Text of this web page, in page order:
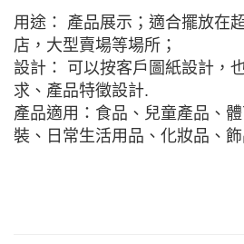
用途： 產品展示；適合擺放在
店，大型賣場等場所；
設計： 可以按客戶圖紙設計，
求、產品特徵設計.
產品適用：食品、兒童產品、
裝、日常生活用品、化妝品、